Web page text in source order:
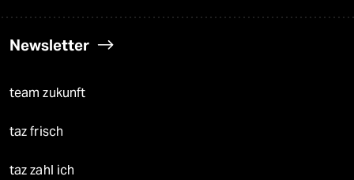
Newsletter
team zukunft
taz frisch
taz zahl ich